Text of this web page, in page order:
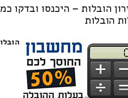
הובלות – היכנסו ובדקו
הובלות